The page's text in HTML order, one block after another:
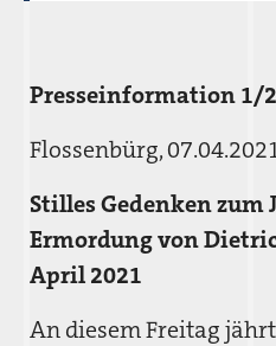
Presseinformation 1/
Flossenbürg,
Stilles Gedenken zum
Ermordung von
April 2021
An diesem Freitag